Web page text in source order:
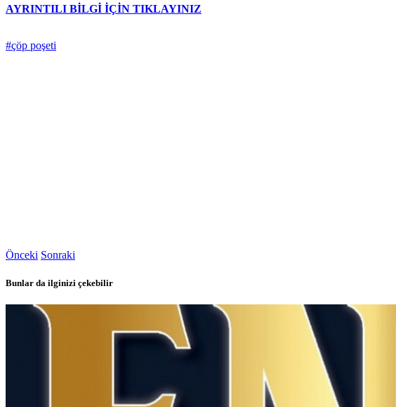
AYRINTILI BİLGİ İÇİN TIKLAYINIZ
#çöp poşeti
Önceki Sonraki
Bunlar da ilginizi çekebilir